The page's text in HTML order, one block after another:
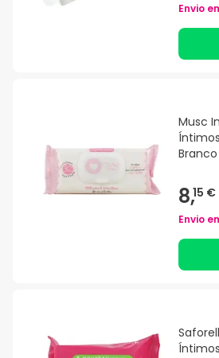
Envio
Musc
8,15 €
Envio